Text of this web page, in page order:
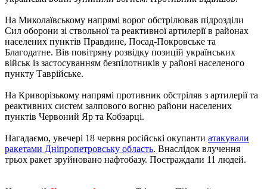
На Миколаївському напрямі ворог обстрілював підрозділи
Сил оборони зі ствольної та реактивної артилерії в районах
населених пунктів Правдине, Посад-Покровське та
Благодатне. Вів повітряну розвідку позицій українських
військ із застосуванням безпілотників у районі населеного
пункту Таврійське.
На Криворізькому напрямі противник обстріляв з артилерії та
реактивних систем залпового вогню райони населених
пунктів Червоний Яр та Кобзарці.
Нагадаємо, увечері 18 червня російські окупанти атакували
ракетами Дніпропетровську область. Внаслідок влучення
трьох ракет зруйновано нафтобазу. Постраждали 11 людей.